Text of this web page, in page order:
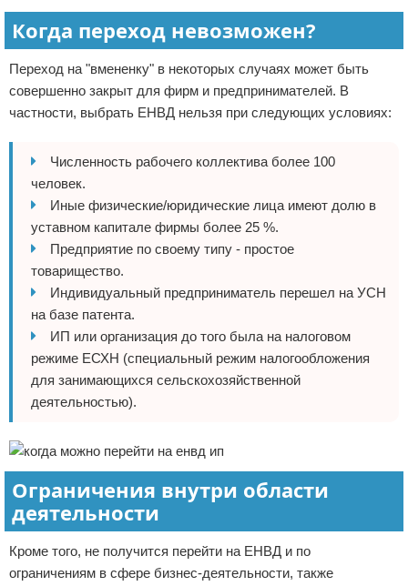
Когда переход невозможен?
Переход на "вмененку" в некоторых случаях может быть
совершенно закрыт для фирм и предпринимателей. В
частности, выбрать ЕНВД нельзя при следующих условиях:
Численность рабочего коллектива более 100
человек.
Иные физические/юридические лица имеют долю в
уставном капитале фирмы более 25 %.
Предприятие по своему типу - простое
товарищество.
Индивидуальный предприниматель перешел на УСН
на базе патента.
ИП или организация до того была на налоговом
режиме ЕСХН (специальный режим налогообложения
для занимающихся сельскохозяйственной
деятельностью).
Ограничения внутри области
деятельности
Кроме того, не получится перейти на ЕНВД и по
ограничениям в сфере бизнес-деятельности, также